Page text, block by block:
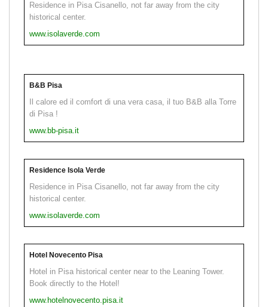
Residence in Pisa Cisanello, not far away from the city
historical center.
www.isolaverde.com
B&B Pisa
Il calore ed il comfort di una vera casa, il tuo B&B alla Torre
di Pisa !
www.bb-pisa.it
Residence Isola Verde
Residence in Pisa Cisanello, not far away from the city
historical center.
www.isolaverde.com
Hotel Novecento Pisa
Hotel in Pisa historical center near to the Leaning Tower.
Book directly to the Hotel!
www.hotelnovecento.pisa.it